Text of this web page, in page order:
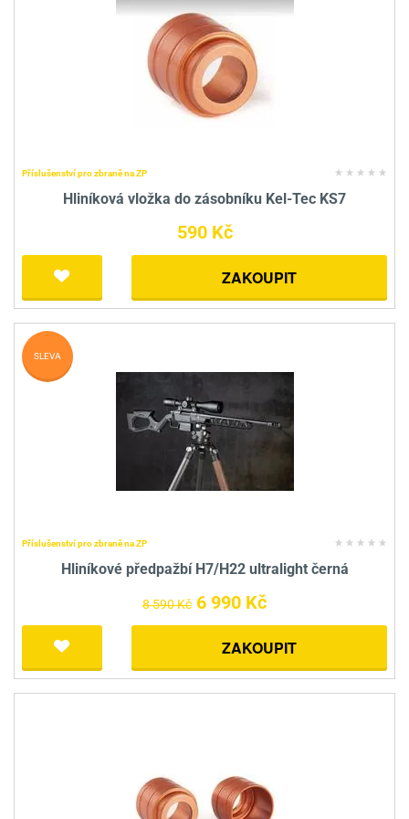
Příslušenství pro zbraně na ZP
Hliníková vložka do zásobníku Kel-Tec KS7
590 Kč
ZAKOUPIT
Příslušenství pro zbraně na ZP
Hliníkové předpažbí H7/H22 ultralight černá
8 590 Kč 6 990 Kč
ZAKOUPIT
SLEVA